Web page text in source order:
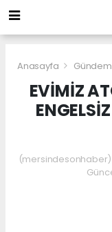
Anasayfa Gündem
EVİMİZ
(mersindesonhaber)